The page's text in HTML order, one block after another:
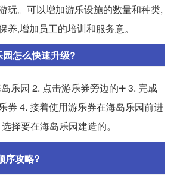
玩。可以增加游乐设施的数量和种类,
养,增加员工的培训和服务意。
怎么快速升级?
乐园 2. 点击游乐券旁边的➕ 3. 完成
券 4. 接着使用游乐券在海岛乐园前进
择要在海岛乐园建造的。
序攻略?